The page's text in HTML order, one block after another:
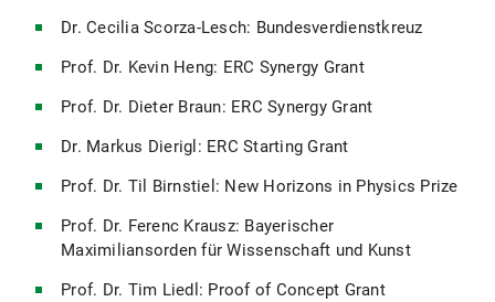
Dr. Cecilia Scorza-Lesch: Bundesverdienstkreuz
Prof. Dr. Kevin Heng: ERC Synergy Grant
Prof. Dr. Dieter Braun: ERC Synergy Grant
Dr. Markus Dierigl: ERC Starting Grant
Prof. Dr. Til Birnstiel: New Horizons in Physics Prize
Prof. Dr. Ferenc Krausz: Bayerischer
Maximiliansorden für Wissenschaft und Kunst
Prof. Dr. Tim Liedl: Proof of Concept Grant